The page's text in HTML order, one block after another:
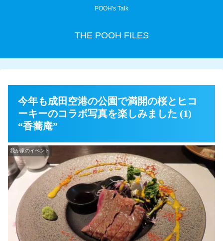
POOH's Talk
THE POOH FILES
今年も成田空港の公園で満開の桜とヒコ
ーキーのコラボ写真を楽しみました (1)
“香蕎庵”
我が家のイベント